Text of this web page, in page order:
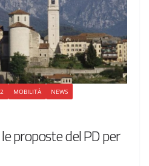
MOBILITÀ NEWS
proposte del PD per